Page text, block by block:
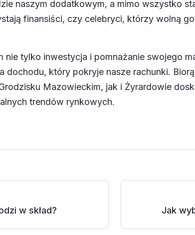
naszym dodatkowym, a mimo wszystko
finansiści, czy celebryci, którzy wolną
nie tylko inwestycja i pomnażanie swojego
dochodu, który pokryje nasze rachunki.
Mazowieckim, jak i Żyrardowie
trendów rynkowych.
w skład? Jak